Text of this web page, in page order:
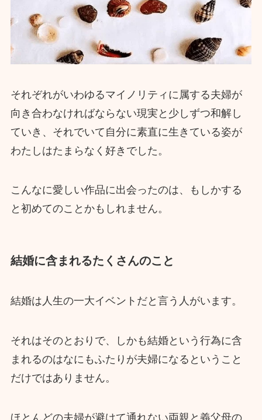
それぞれがいわゆるマイノリティに属する夫婦が
向き合わなければならない現実と少しずつ和解し
ていき、それでいて自分に素直に生きている姿が
わたしはたまらなく好きでした。
こんなに愛しい作品に出会ったのは、もしかする
と初めてのことかもしれません。
結婚に含まれるたくさんのこと
結婚は人生の一大イベントだと言う人がいます。
それはそのとおりで、しかも結婚という行為に含
まれるのはなにもふたりが夫婦になるということ
だけではありません。
ほとんどの夫婦が避けて通れない両親と義父母の